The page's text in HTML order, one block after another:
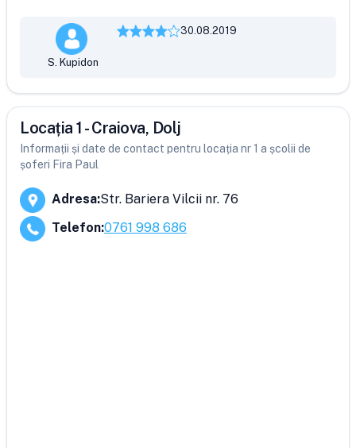
S. Kupidon
30.08.2019
Locația 1 - Craiova, Dolj
Informații și date de contact pentru locația nr 1 a școlii de
șoferi Fira Paul
Adresa:Str. Bariera Vilcii nr. 76
Telefon:0761 998 686